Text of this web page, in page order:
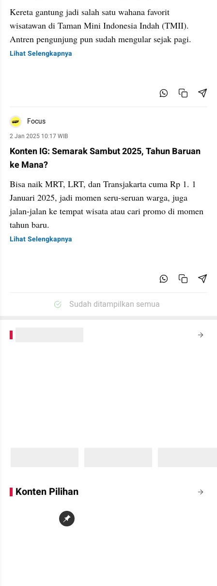
Kereta gantung jadi salah satu wahana favorit
wisatawan di Taman Mini Indonesia Indah (TMII).
Antren pengunjung pun sudah mengular sejak pagi.
Lihat Selengkapnya
Focus
2 Jan 2025 10:17 WIB
Konten IG: Semarak Sambut 2025, Tahun Baruan
ke Mana?
Bisa naik MRT, LRT, dan Transjakarta cuma Rp 1. 1
Januari 2025, jadi momen seru-seruan warga, juga
jalan-jalan ke tempat wisata atau cari promo di momen
tahun baru.
Lihat Selengkapnya
Sudah ditampilkan semua
Konten Pilihan